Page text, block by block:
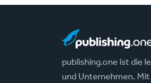
publishing.one ist die
und Unternehmen.